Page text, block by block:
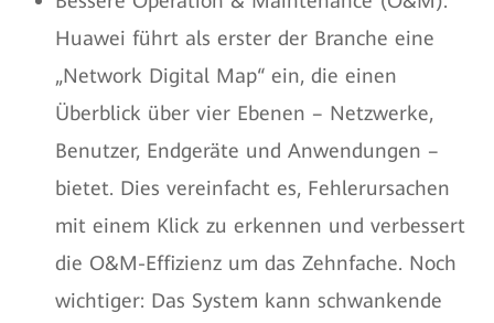
Huawei führt als erster der Branche eine
„Network Digital Map“ ein, die einen
Überblick über vier Ebenen – Netzwerke,
Benutzer, Endgeräte und Anwendungen –
bietet. Dies vereinfacht es, Fehlerursachen
mit einem Klick zu erkennen und verbessert
die O&M-Effizienz um das Zehnfache. Noch
wichtiger: Das System kann schwankende